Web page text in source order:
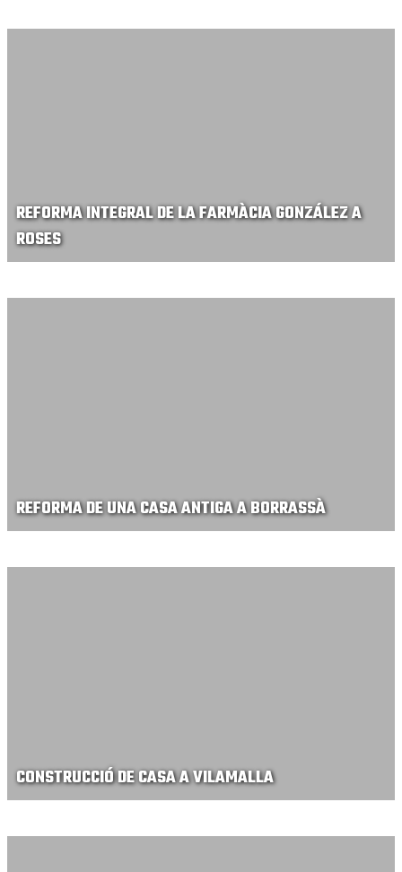
REFORMA INTEGRAL DE LA FARMÀCIA GONZÁLEZ A
ROSES
REFORMA DE UNA CASA ANTIGA A BORRASSÀ
CONSTRUCCIÓ DE CASA A VILAMALLA